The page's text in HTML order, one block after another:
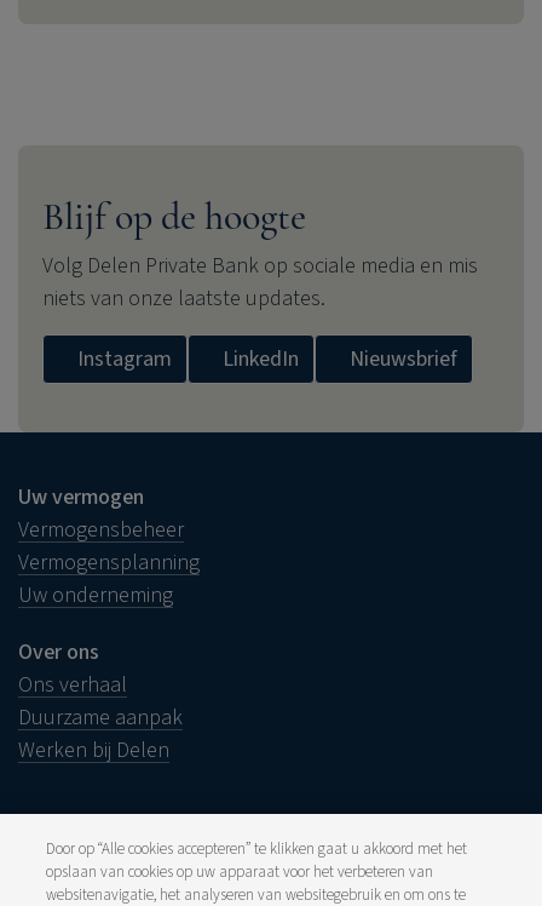
Blijf op de hoogte
Volg Delen Private Bank op sociale media en mis
niets van onze laatste updates.
Instagram
LinkedIn Nieuwsbrief
Uw vermogen
Vermogensbeheer
Vermogensplanning
Uw onderneming
Over ons
Ons verhaal
Duurzame aanpak
Werken bij Delen
Juridische info
Disclaimer
Door op “Alle cookies accepteren” te klikken gaat u akkoord met het
opslaan van cookies op uw apparaat voor het verbeteren van
websitenavigatie, het analyseren van websitegebruik en om ons te